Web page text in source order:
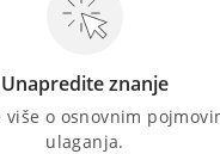
Unapredite znanje
više o osnovnim
ulaganja.